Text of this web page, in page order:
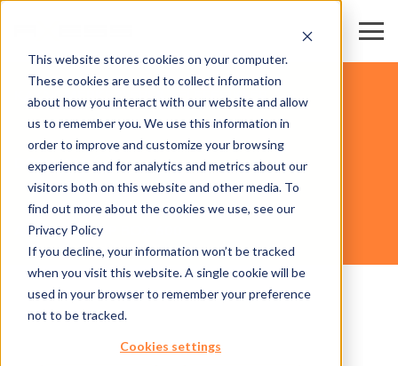
This website stores cookies on your computer.
These cookies are used to collect information
about how you interact with our website and allow
us to remember you. We use this information in
order to improve and customize your browsing
experience and for analytics and metrics about our
visitors both on this website and other media. To
find out more about the cookies we use, see our
Privacy Policy
If you decline, your information won’t be tracked
when you visit this website. A single cookie will be
used in your browser to remember your preference
not to be tracked.
Cookies settings
AXESS PICK UP BOX 600
DONANIM
KAYAK MERKEZLERİ & TELEFERİKLER